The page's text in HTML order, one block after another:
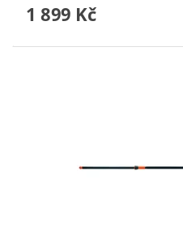
1 899 Kč